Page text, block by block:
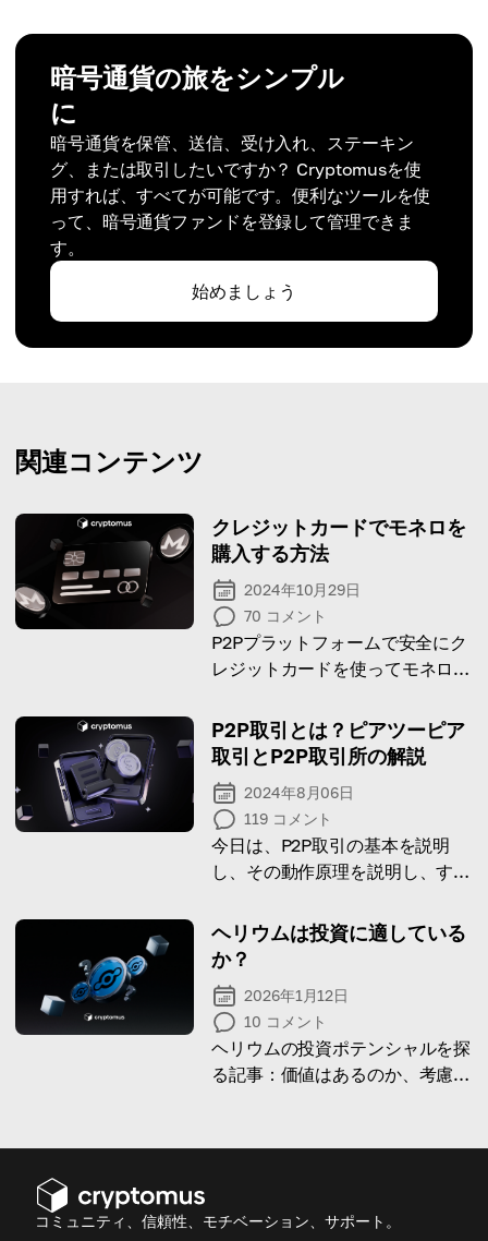
暗号通貨の旅をシンプル
に
暗号通貨を保管、送信、受け入れ、ステーキン
グ、または取引したいですか？ Cryptomusを使
用すれば、すべてが可能です。便利なツールを使
って、暗号通貨ファンドを登録して管理できま
す。
始めましょう
関連コンテンツ
クレジットカードでモネロを
購入する方法
2024年10月29日
70 コメント
P2Pプラットフォームで安全にク
レジットカードを使ってモネロを
ップガイドです。
P2P取引とは？ピアツーピア
取引とP2P取引所の解説
2024年8月06日
119 コメント
今日は、P2P取引の基本を説明
し、その動作原理を説明し、すべ
ヘリウムは投資に適している
か？
2026年1月12日
10 コメント
ヘリウムの投資ポテンシャルを探
る記事：価値はあるのか、考慮す
コミュニティ、信頼性、モチベーション、サポート。